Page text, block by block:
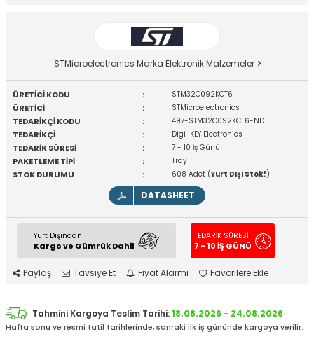
STMicroelectronics Marka Elektronik Malzemeler
ÜRETİCİ KODU : STM32C092KCT6
ÜRETİCİ : STMicroelectronics
TEDARİKÇİ KODU : 497-STM32C092KCT6-ND
TEDARİKÇİ : Digi-KEY Electronics
TEDARİK SÜRESİ : 7 - 10 İş Günü
PAKETLEME TİPİ : Tray
STOK DURUMU : 608 Adet (Yurt Dışı Stok!)
DATASHEET
Yurt Dışından
Kargo ve Gümrük Dahil
TEDARİK SÜRESİ
7 - 10 İŞ GÜNÜ
Paylaş Tavsiye Et Fiyat Alarmı Favorilere Ekle
Tahmini Kargoya Teslim Tarihi:18.08.2026 - 24.08.2026
Hafta sonu ve resmi tatil tarihlerinde, sonraki ilk iş gününde kargoya verilir.